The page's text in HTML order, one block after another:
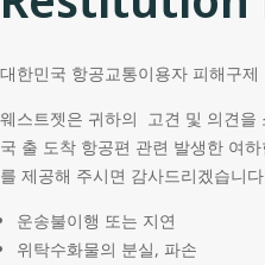
대한민국 항공교통이용자 피해구제
웨스트젯은 귀하의 고견 및 의견을
국 출 도착 항공편 관련 발생한 여
를 제공해 주시면 감사드리겠습니
운송불이행 또는 지연
위탁수화물의 분실, 파손